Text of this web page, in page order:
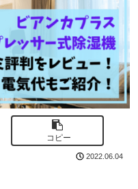
コピー
2022.06.04